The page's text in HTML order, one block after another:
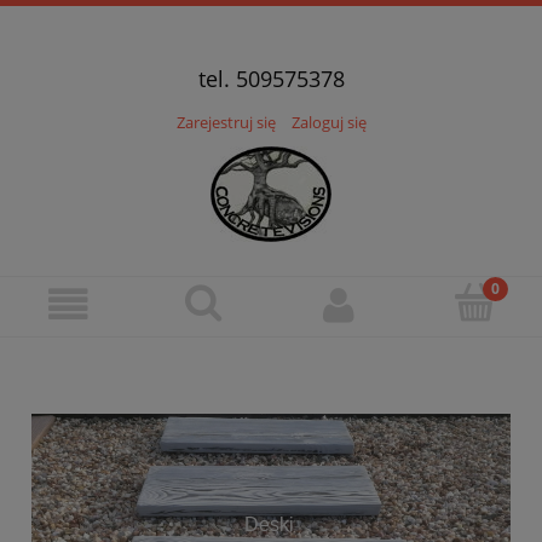
tel. 509575378
Zarejestruj się Zaloguj się
Deski